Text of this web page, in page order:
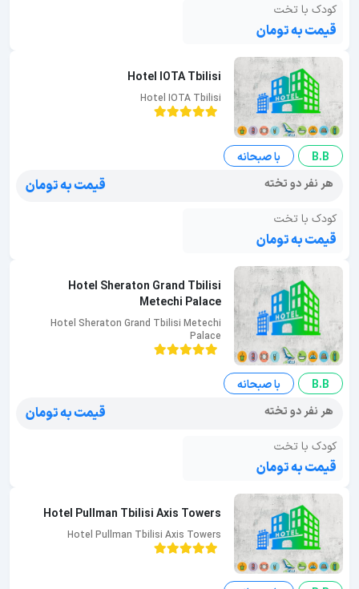
کودک با تخت
قیمت به تومان
Hotel IOTA Tbilisi
Hotel IOTA Tbilisi
B.B
با صبحانه
هر نفر دو تخته
قیمت به تومان
کودک با تخت
قیمت به تومان
Hotel Sheraton Grand Tbilisi
Metechi Palace
Hotel Sheraton Grand Tbilisi Metechi
Palace
B.B
با صبحانه
هر نفر دو تخته
قیمت به تومان
کودک با تخت
قیمت به تومان
Hotel Pullman Tbilisi Axis Towers
Hotel Pullman Tbilisi Axis Towers